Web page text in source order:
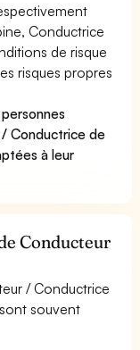
Conductrice
de risque
risques propres
personnes
Conductrice de
à leur
Conducteur
/ Conductrice
souvent